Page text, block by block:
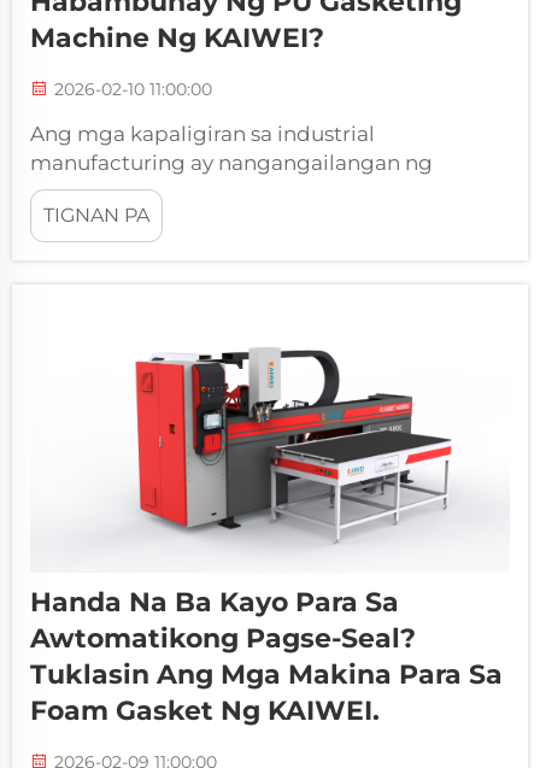
Machine Ng KAIWEI?
2026-02-10 11:00:00
Ang mga kapaligiran sa industrial
manufacturing ay nangangailangan ng
maaasahang kagamitan na maaaring gumana
nang tuloy-tuloy nang walang hindi
inaasahang pagkabigo. Ang PU gasketing
TIGNAN PA
Handa Na Ba Kayo Para Sa
Awtomatikong Pagse-Seal?
Tuklasin Ang Mga Makina Para Sa
Foam Gasket Ng KAIWEI.
2026-02-09 11:00:00